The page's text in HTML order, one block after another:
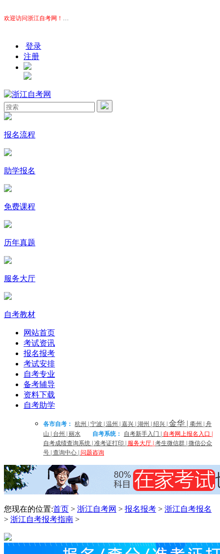
欢迎访问浙江自考网！
本站为考生提供浙江自考信息服务，网站信息供学习交流使
登录
注册
报名流程
助学报名
免费课程
历年真题
服务大厅
自考教材
网站首页
考试资讯
报名报考
考试安排
自考专业
备考辅导
资料下载
自考助学
各市自考： 杭州 宁波 温州 嘉兴 湖州 绍兴 金华 | 衢州
舟
山
台州 丽水 自考系统： 自考新手入门 自考网上报名入口
自考成绩查询系统 准考证打印 服务大厅 考生微信群 微信公众
号 查询中心 问题咨询
您现在的位置:首页 > 浙江自考网 > 报名报考 > 浙江自考报名
> 浙江自考报考指南 >